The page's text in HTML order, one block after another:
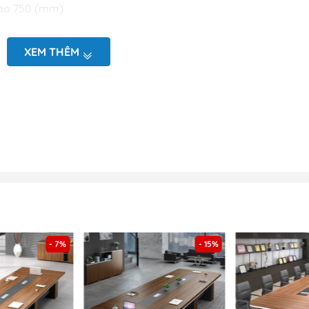
750 (mm)
hoặc nhắn tin zalo tới Bộ phận kinh doanh để được báo
cao cấp - BH 87 tại nội
XEM THÊM
- 7% - 15%